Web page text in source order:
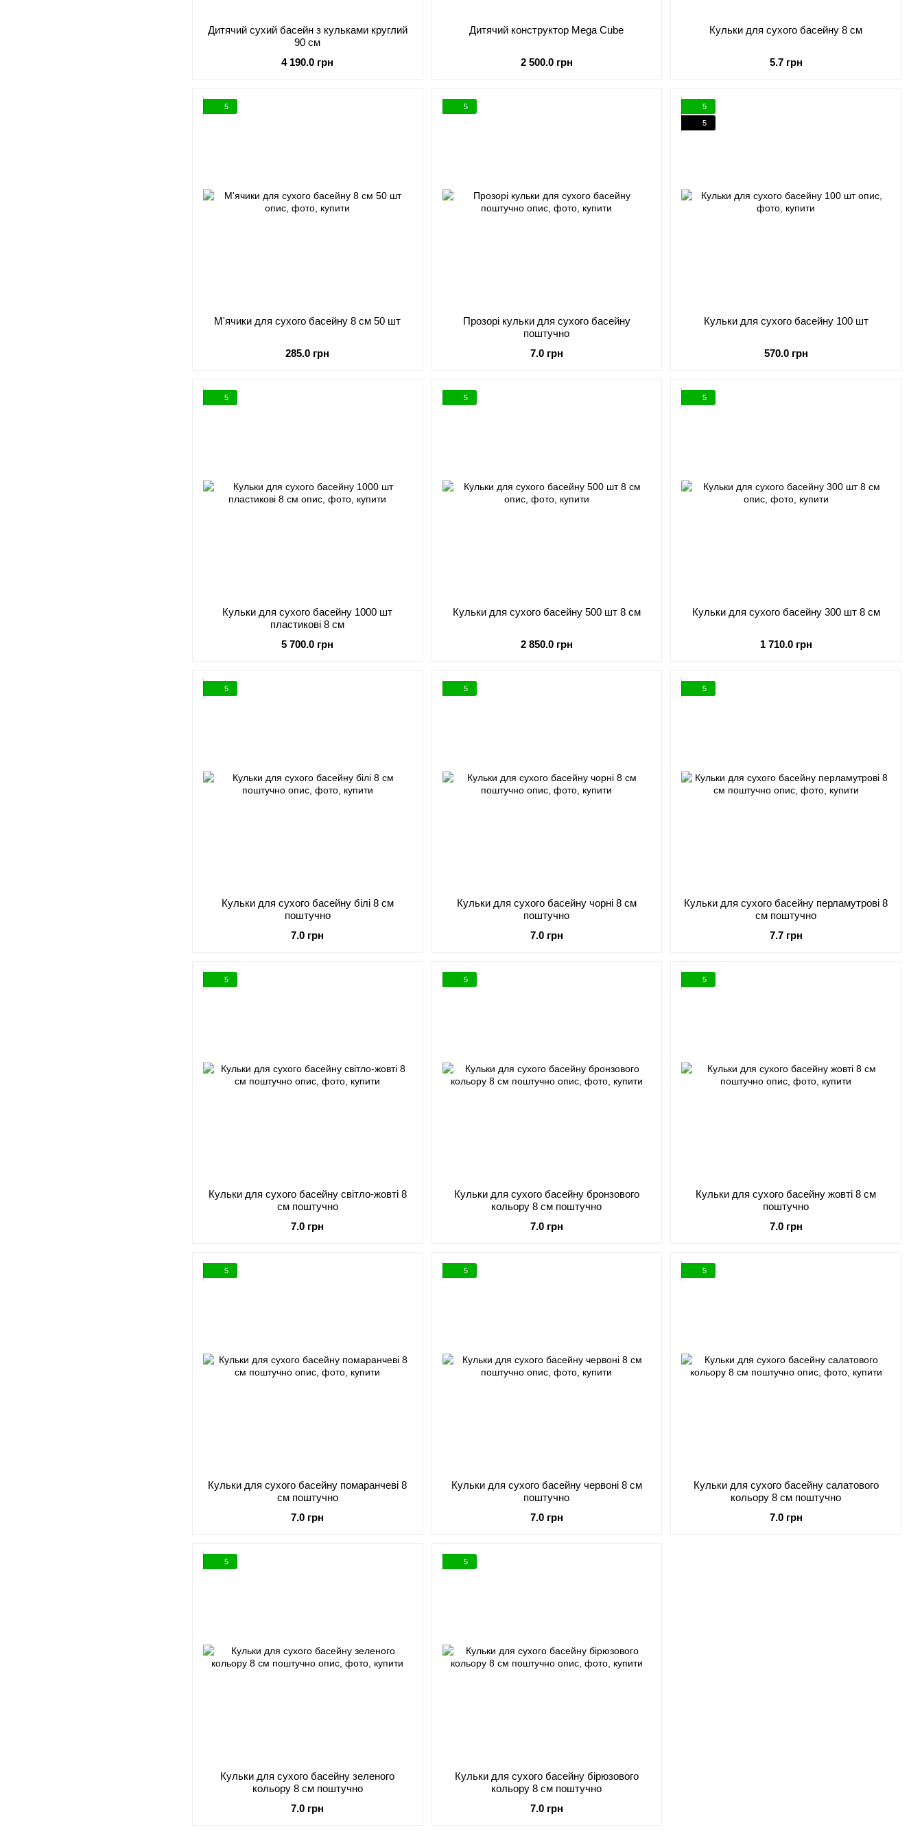
Дитячий сухий басейн з кульками круглий
90 см
4 190.0 грн
Дитячий конструктор Mega Cube
2 500.0 грн
Кульки для сухого басейну 8 см
5.7 грн
5
М'ячики для сухого басейну 8 см 50 шт
285.0 грн
5
Прозорі кульки для сухого басейну
поштучно
7.0 грн
5
5
Кульки для сухого басейну 100 шт
570.0 грн
5
Кульки для сухого басейну 1000 шт
пластикові 8 см
5 700.0 грн
5
Кульки для сухого басейну 500 шт 8 см
2 850.0 грн
5
Кульки для сухого басейну 300 шт 8 см
1 710.0 грн
5
Кульки для сухого басейну білі 8 см
поштучно
7.0 грн
5
Кульки для сухого басейну чорні 8 см
поштучно
7.0 грн
5
Кульки для сухого басейну перламутрові 8
см поштучно
7.7 грн
5
Кульки для сухого басейну світло-жовті 8
см поштучно
7.0 грн
5
Кульки для сухого басейну бронзового
кольору 8 см поштучно
7.0 грн
5
Кульки для сухого басейну жовті 8 см
поштучно
7.0 грн
5
Кульки для сухого басейну помаранчеві 8
см поштучно
7.0 грн
5
Кульки для сухого басейну червоні 8 см
поштучно
7.0 грн
5
Кульки для сухого басейну салатового
кольору 8 см поштучно
7.0 грн
5
Кульки для сухого басейну зеленого
кольору 8 см поштучно
7.0 грн
5
Кульки для сухого басейну бірюзового
кольору 8 см поштучно
7.0 грн